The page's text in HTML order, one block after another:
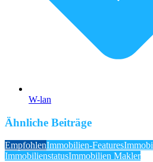
W-lan
Ähnliche Beiträge
EmpfohlenImmobilien-Features
ImmobilienstatusImmobilien Makler